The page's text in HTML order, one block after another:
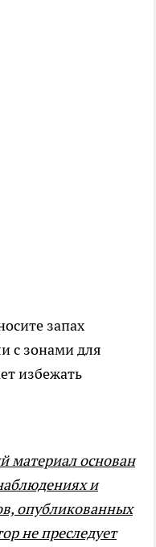
запах
с зонами для
избежать
материал основан
и
опубликованных
не преследует